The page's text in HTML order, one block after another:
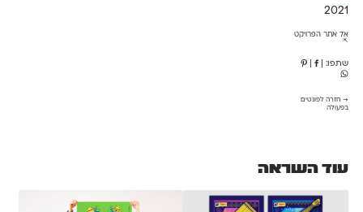
2021
אל אתר הפרויקט
⇱
שתפו: |
→ חזרה לפונטים
בפעולה
עוד השראה